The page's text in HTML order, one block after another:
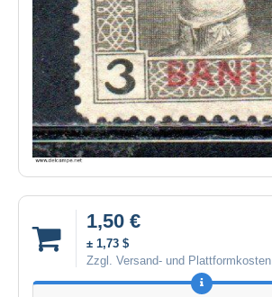
1,50 €
± 1,73 $
Zzgl. Versand- und Plattformkosten